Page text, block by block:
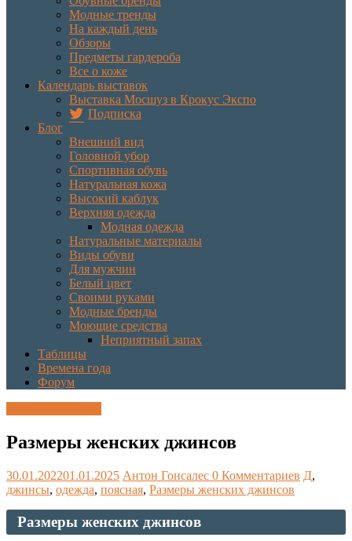
Модные тренды
На каждый день
Обзоры
Предметы гардероба
Все о коже
Календарь выставок
Выставка Мосшуз в Крокус Экспо
Подписка
Блог
Внешний вид
Головной убор
Спортивная обувь
Натуральная кожа
Высокий каблук
Верхняя одежда
Модная одежда
Натуральные материалы
Виды обуви
Для мужчин
Белый цвет
Своими руками
Модные бренды
Моющие средства
Неприятный запах
Таблицы
Времена года
Форум
Размеры женских джинсов
30.01.202201.01.2025 Антон Гонсалес 0 Комментариев Д,
джинсы, одежда, поясная, Размеры женских джинсов
Размеры женских джинсов